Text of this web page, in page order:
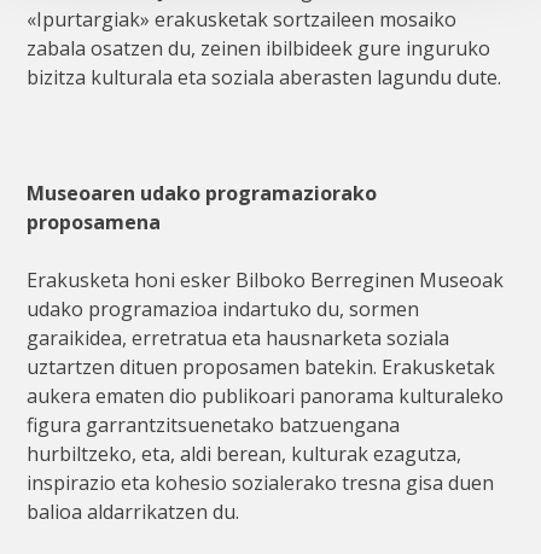
«Ipurtargiak» erakusketak sortzaileen mosaiko
zabala osatzen du, zeinen ibilbideek gure inguruko
bizitza kulturala eta soziala aberasten lagundu dute.
Museoaren udako programaziorako
proposamena
Erakusketa honi esker Bilboko Berreginen Museoak
udako programazioa indartuko du, sormen
garaikidea, erretratua eta hausnarketa soziala
uztartzen dituen proposamen batekin. Erakusketak
aukera ematen dio publikoari panorama kulturaleko
figura garrantzitsuenetako batzuengana
hurbiltzeko, eta, aldi berean, kulturak ezagutza,
inspirazio eta kohesio sozialerako tresna gisa duen
balioa aldarrikatzen du.